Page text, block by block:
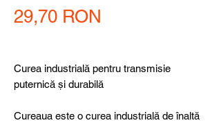
29,70 RON
Curea industrială pentru transmisie
puternică și durabilă
Cureaua este o curea industrială de înaltă